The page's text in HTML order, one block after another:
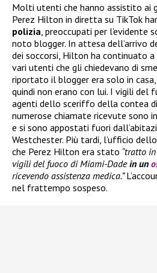
Molti utenti che hanno assistito ai
Perez Hilton in diretta su TikTok
polizia , preoccupati per
noto blogger. In attesa dell’arrivo
dei soccorsi, Hilton ha continuato
vari utenti che gli chiedevano di
riportato il blogger era solo in
quindi non erano con lui. I vigili del
agenti dello sceriffo della contea
numerose chiamate ricevute sono
e si sono appostati fuori
Westchester. Più tardi, l’ufficio
che Perez Hilton era stato “tratto
vigili del fuoco di Miami-Dadein un
ricevendo assistenza medica.”
nel frattempo sospeso.